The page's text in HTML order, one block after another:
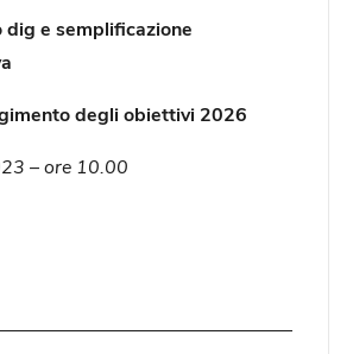
dig e semplificazione
degli obiettivi 2026
– ore 10.00